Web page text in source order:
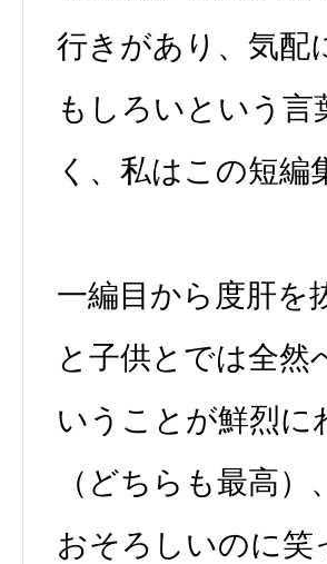
行きがあり、気配
もしろいという
く、私はこの短
一編目から度肝を
と子供とでは全
いうことが鮮烈に
（どちらも最高
おそろしいのに笑